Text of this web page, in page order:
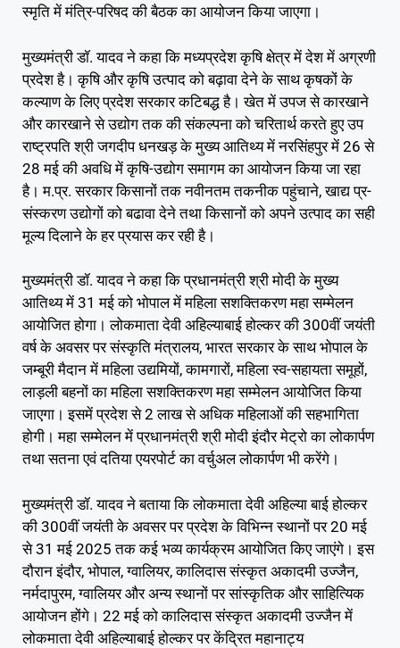
स्मृति में मंत्रि-परिषद की बैठक का आयोजन किया जाएगा।
मुख्यमंत्री डॉ. यादव ने कहा कि मध्यप्रदेश कृषि क्षेत्र में देश में अग्रणी
प्रदेश है। कृषि और कृषि उत्पाद को बढ़ावा देने के साथ कृषकों के
कल्याण के लिए प्रदेश सरकार कटिबद्ध है। खेत में उपज से कारखाने
और कारखाने से उद्योग तक की संकल्पना को चरितार्थ करते हुए उप
राष्ट्रपति श्री जगदीप धनखड़ के मुख्य आतिथ्य में नरसिंहपुर में 26 से
28 मई की अवधि में कृषि-उद्योग समागम का आयोजन किया जा रहा
है। म.प्र. सरकार किसानों तक नवीनतम तकनीक पहुंचाने, खाद्य प्र-
संस्करण उद्योगों को बढावा देने तथा किसानों को अपने उत्पाद का सही
मूल्य दिलाने के हर प्रयास कर रही है।
मुख्यमंत्री डॉ. यादव ने कहा कि प्रधानमंत्री श्री मोदी के मुख्य
आतिथ्य में 31 मई को भोपाल में महिला सशक्तिकरण महा सम्मेलन
आयोजित होगा। लोकमाता देवी अहिल्याबाई होल्कर की 300वीं जयंती
वर्ष के अवसर पर संस्कृति मंत्रालय, भारत सरकार के साथ भोपाल के
जम्बूरी मैदान में महिला उद्यमियों, कामगारों, महिला स्व-सहायता समूहों,
लाड़ली बहनों का महिला सशक्तिकरण महा सम्मेलन आयोजित किया
जाएगा। इसमें प्रदेश से 2 लाख से अधिक महिलाओं की सहभागिता
होगी। महा सम्मेलन में प्रधानमंत्री श्री मोदी इंदौर मेट्रो का लोकार्पण
तथा सतना एवं दतिया एयरपोर्ट का वर्चुअल लोकार्पण भी करेंगे।
मुख्यमंत्री डॉ. यादव ने बताया कि लोकमाता देवी अहिल्या बाई होल्कर
की 300वीं जयंती के अवसर पर प्रदेश के विभिन्न स्थानों पर 20 मई
से 31 मई 2025 तक कई भव्य कार्यक्रम आयोजित किए जाएंगे। इस
दौरान इंदौर, भोपाल, ग्वालियर, कालिदास संस्कृत अकादमी उज्जैन,
नर्मदापुरम, ग्वालियर और अन्य स्थानों पर सांस्कृतिक और साहित्यिक
आयोजन होंगे। 22 मई को कालिदास संस्कृत अकादमी उज्जैन में
लोकमाता देवी अहिल्याबाई होल्कर पर केंद्रित महानाट्य